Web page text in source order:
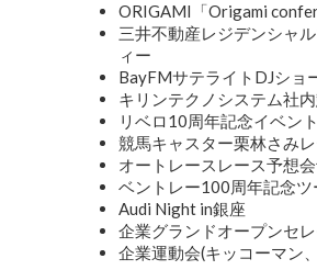
ORIGAMI「Origami
三井不動産レジデンシャ
ィー
BayFMサテライトDJショ
キリンテクノシステム社
リベロ10周年記念イベント
競馬キャスター栗林さみ
オートレースレース予想
ベントレー100周年記念ツ
Audi Night in銀座
企業グランドオープンセ
企業運動会(キッコーマン